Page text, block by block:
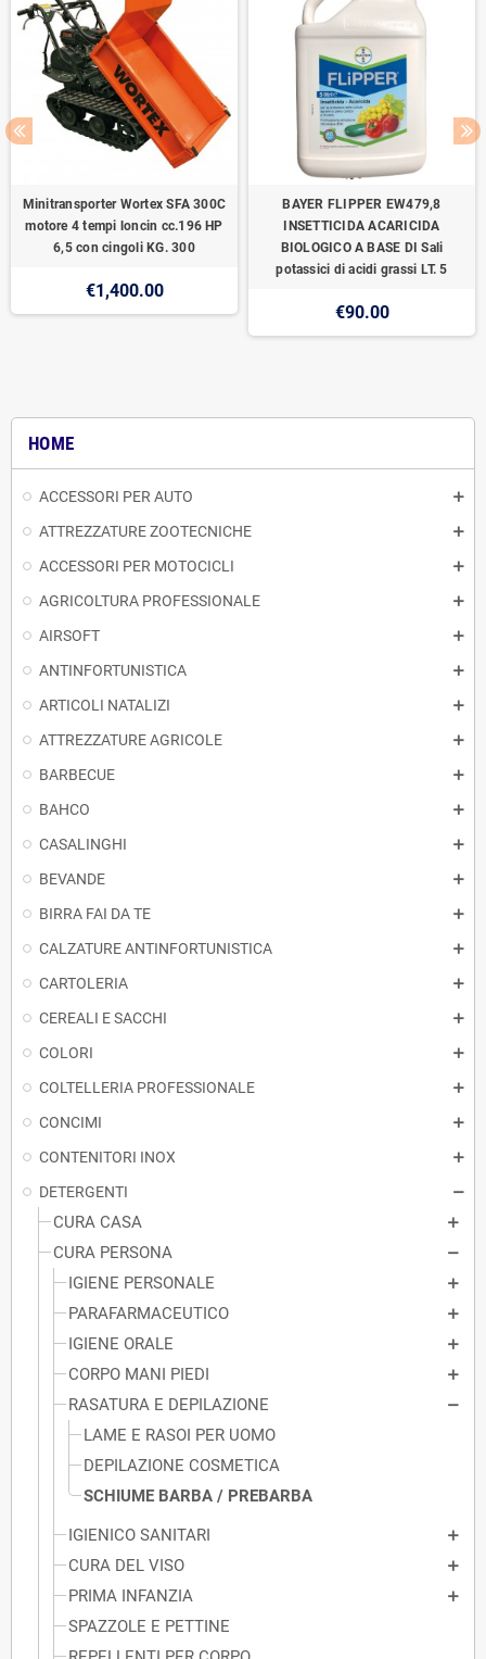
HOME
ACCESSORI PER AUTO
ATTREZZATURE ZOOTECNICHE
ACCESSORI PER MOTOCICLI
AGRICOLTURA PROFESSIONALE
AIRSOFT
ANTINFORTUNISTICA
ARTICOLI NATALIZI
ATTREZZATURE AGRICOLE
BARBECUE
BAHCO
CASALINGHI
BEVANDE
BIRRA FAI DA TE
CALZATURE ANTINFORTUNISTICA
CARTOLERIA
CEREALI E SACCHI
COLORI
COLTELLERIA PROFESSIONALE
CONCIMI
CONTENITORI INOX
DETERGENTI
CURA CASA
CURA PERSONA
IGIENE PERSONALE
PARAFARMACEUTICO
IGIENE ORALE
CORPO MANI PIEDI
RASATURA E DEPILAZIONE
LAME E RASOI PER UOMO
DEPILAZIONE COSMETICA
SCHIUME BARBA / PREBARBA
IGIENICO SANITARI
CURA DEL VISO
PRIMA INFANZIA
SPAZZOLE E PETTINE
Minitransporter Wortex SFA 300C
motore 4 tempi loncin cc.196 HP
6,5 con cingoli KG. 300
€1,400.00
BAYER FLIPPER EW479,8
INSETTICIDA ACARICIDA
BIOLOGICO A BASE DI Sali
potassici di acidi grassi LT. 5
€90.00